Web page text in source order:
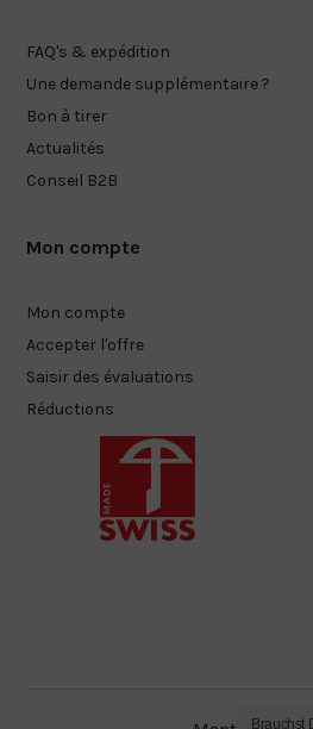
FAQ's & expédition
Une demande supplémentaire ?
Bon à tirer
Actualités
Conseil B2B
Mon compte
Mon compte
Accepter l'offre
Saisir des évaluations
Réductions
Brauchst